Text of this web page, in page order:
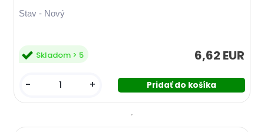
Stav - Nový
6,62 EUR
Skladom > 5
- +